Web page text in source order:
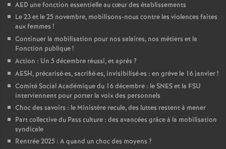
n
s
T
o
u
AED une fonction essentielle au cœur des établissements
Le 23 et le 25 novembre, mobilisons-nous contre les violences faites
aux femmes !
Continuer la mobilisation pour nos salaires, nos métiers et la
Fonction publique!
Action : Un 5 décembre réussi, et après ?
AESH, précarisé·es, sacrifié·es, invisibilisé·es : en grève le 16 janvier!
Comité Social Académique du 16 décembre : le SNES et la FSU
interviennent pour porter la voix des personnels
Choc des savoirs : le Ministère recule, des luttes restent à mener
Part collective du Pass culture : des avancées grâce à la mobilisation
syndicale
Rentrée 2025 : A quand un choc des moyens ?